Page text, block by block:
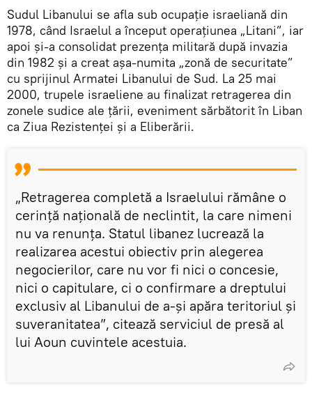
Sudul Libanului se afla sub ocupație israeliană din
1978, când Israelul a început operațiunea „Litani”, iar
apoi și-a consolidat prezența militară după invazia
din 1982 și a creat așa-numita „zonă de securitate”
cu sprijinul Armatei Libanului de Sud. La 25 mai
2000, trupele israeliene au finalizat retragerea din
zonele sudice ale țării, eveniment sărbătorit în Liban
ca Ziua Rezistenței și a Eliberării.
„Retragerea completă a Israelului rămâne o
cerință națională de neclintit, la care nimeni
nu va renunța. Statul libanez lucrează la
realizarea acestui obiectiv prin alegerea
negocierilor, care nu vor fi nici o concesie,
nici o capitulare, ci o confirmare a dreptului
exclusiv al Libanului de a-și apăra teritoriul și
suveranitatea”, citează serviciul de presă al
lui Aoun cuvintele acestuia.